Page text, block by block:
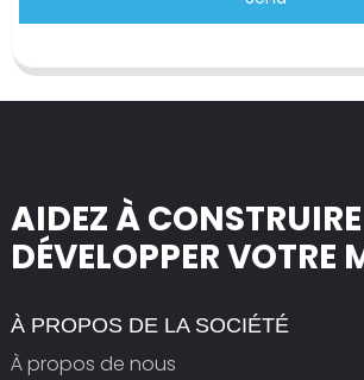
AIDEZ À
DÉVELOPPER VOTRE
À PROPOS DE LA SOCIÉTÉ
À propos de nous